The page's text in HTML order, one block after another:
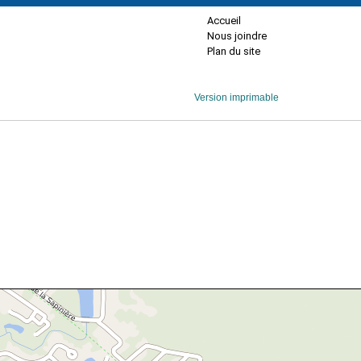
Accueil
Nous joindre
Plan du site
Version imprimable